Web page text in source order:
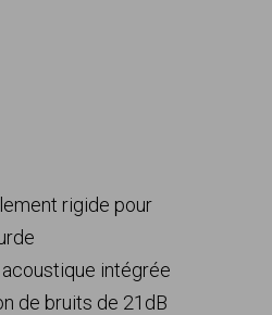
rigide pour
intégrée
de bruits de 21dB